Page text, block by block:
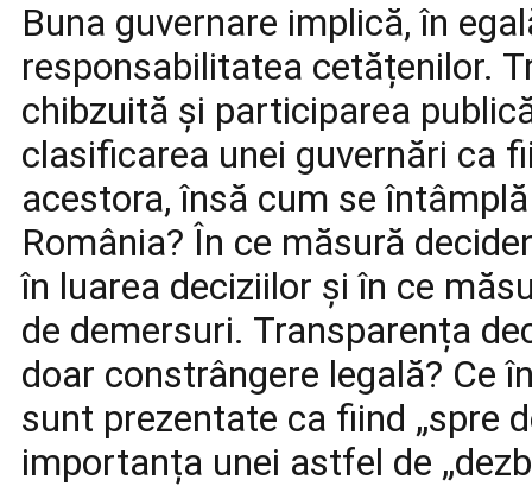
Buna guvernare implică, în
responsabilitatea cetățenilor.
chibzuită și participarea
clasificarea unei guvernări ca
acestora, însă cum se
România? În ce măsură
în luarea deciziilor și în ce
de demersuri. Transparența
doar constrângere legală? Ce
sunt prezentate ca fiind „spre
importanța unei astfel de